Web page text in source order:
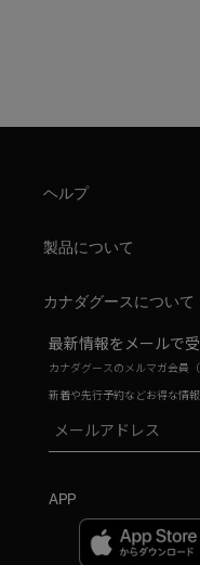
ヘルプ
製品について
カナダグースについて
最新情報をメールで
カナダグースのメルマガ会員
新着や先行予約などお得な情
APP